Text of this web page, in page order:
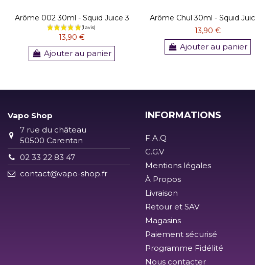
Arôme 002 30ml - Squid Juice 3
13,90 €
Ajouter au panier
Arôme Chul 30ml - Squid
13,90 €
Ajouter au panier
Vapo Shop
7 rue du château
50500 Carentan
02 33 22 83 47
contact@vapo-shop.fr
INFORMATIONS
F.A.Q
C.G.V
Mentions légales
À Propos
Livraison
Retour et SAV
Magasins
Paiement sécurisé
Programme Fidélité
Nous contacter